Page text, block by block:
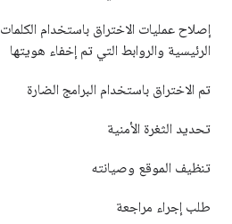
إصلاح عمليات الاختراق باستخدام الكلمات
الرئيسية والروابط التي تم إخفاء هويتها
تم الاختراق باستخدام البرامج الضارة
تحديد الثغرة الأمنية
تنظيف الموقع وصيانته
طلب إجراء مراجعة